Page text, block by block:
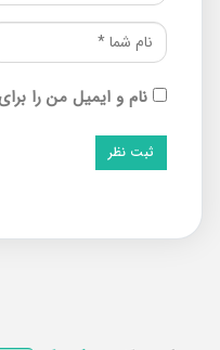
نام و ایمیل من را برای